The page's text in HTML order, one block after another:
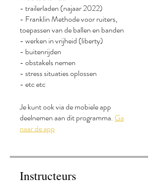
- trailerladen (najaar 2022)
- Franklin Methode voor ruiters,
toepassen van de ballen en banden
- werken in vrijheid (liberty)
- buitenrijden
- obstakels nemen
- stress situaties oplossen
- etc etc
Je kunt ook via de mobiele app
deelnemen aan dit programma. Ga
naar de app
Instructeurs